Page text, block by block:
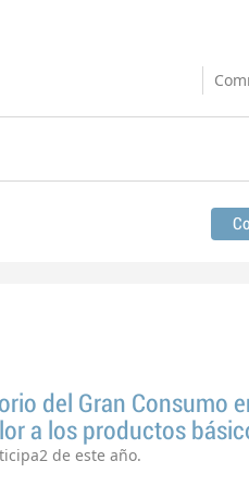
del Gran Consumo
a los productos
de este año.